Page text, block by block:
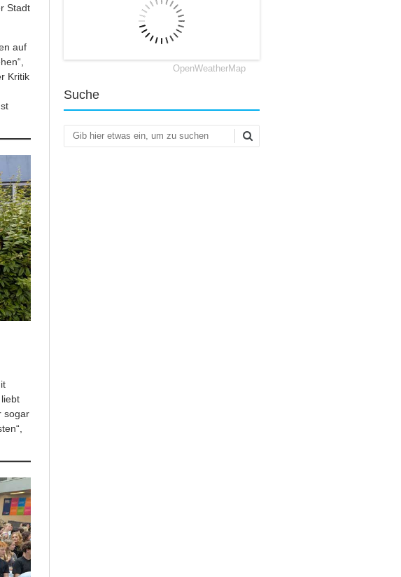
Stadt
auf
Kritik
sogar
OpenWeatherMap
Suche
Suchen